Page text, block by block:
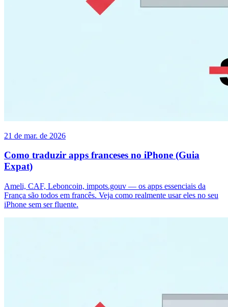
21 de mar. de 2026
Como traduzir apps franceses no iPhone (Guia
Expat)
Ameli, CAF, Leboncoin, impots.gouv — os apps essenciais da
França são todos em francês. Veja como realmente usar eles no seu
iPhone sem ser fluente.